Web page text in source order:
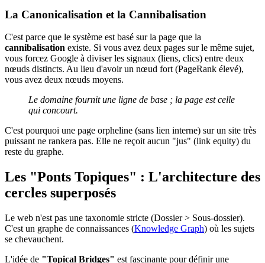
La Canonicalisation et la Cannibalisation
C'est parce que le système est basé sur la page que la
cannibalisation existe. Si vous avez deux pages sur le même sujet,
vous forcez Google à diviser les signaux (liens, clics) entre deux
nœuds distincts. Au lieu d'avoir un nœud fort (PageRank élevé),
vous avez deux nœuds moyens.
Le domaine fournit une ligne de base ; la page est celle
qui concourt.
C'est pourquoi une page orpheline (sans lien interne) sur un site très
puissant ne rankera pas. Elle ne reçoit aucun "jus" (link equity) du
reste du graphe.
Les "Ponts Topiques" : L'architecture des
cercles superposés
Le web n'est pas une taxonomie stricte (Dossier > Sous-dossier).
C'est un graphe de connaissances (Knowledge Graph) où les sujets
se chevauchent.
L'idée de "Topical Bridges" est fascinante pour définir une